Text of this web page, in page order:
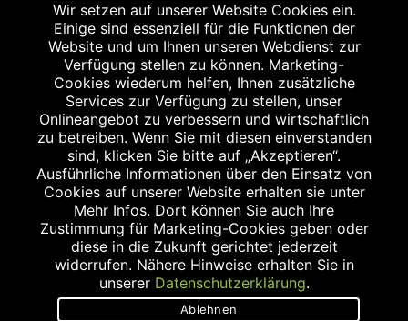
Abgabe in haushaltsüblichen Mengen, solange der Vorrat reicht. Für Druck-
und Satzfehler keine Haftung.
Zu Risiken und Nebenwirkungen lesen Sie die Packungsbeilage und fragen
Sie Ihren Arzt oder Apotheker.
Angabe nach der deutschen Arzneimitteltaxe Apothekenerstattungspreis
(AEP). Der AEP ist keine unverbindliche Preisempfehlung der Hersteller. Der
AEP ist ein von den Apotheken in Ansatz gebrachter Preis für rezeptfreie
Arzneimittel. Er entspricht in der Höhe dem für Apotheken verbindlichen
Abgabepreis, zu dem eine Apotheke in bestimmten Fällen (z.B. bei Kindern
unter 12 Jahren) das Produkt mit der gesetzlichen Krankenversicherung
abrechnet. Der AEP ist der allgemeine Erstattungspreis im Falle einer
Kostenübernahme durch die gesetzlichen Krankenkassen, vor Abzug eines
Zwangsrabattes (zur Zeit 5%) nach §130 Abs. 1 SGB V.
Unverbindliche Preisempfehlung des Herstellers (UVP).
Wir setzen auf unserer Website Cookies ein.
Einige sind essenziell für die Funktionen der
Website und um Ihnen unseren Webdienst zur
Verfügung stellen zu können. Marketing-
Cookies wiederum helfen, Ihnen zusätzliche
Services zur Verfügung zu stellen, unser
Onlineangebot zu verbessern und wirtschaftlich
zu betreiben. Wenn Sie mit diesen einverstanden
sind, klicken Sie bitte auf „Akzeptieren“.
Ausführliche Informationen über den Einsatz von
Cookies auf unserer Website erhalten sie unter
Mehr Infos. Dort können Sie auch Ihre
Zustimmung für Marketing-Cookies geben oder
diese in die Zukunft gerichtet jederzeit
widerrufen. Nähere Hinweise erhalten Sie in
unserer Datenschutzerklärung.
Ablehnen